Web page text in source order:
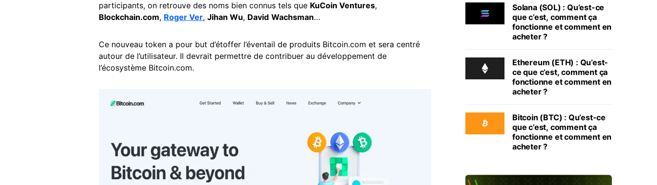
participants, on retrouve des noms bien connus tels que KuCoin Ventures,
Blockchain.com, Roger Ver, Jihan Wu, David Wachsman…
Ce nouveau token a pour but d’étoffer l’éventail de produits Bitcoin.com et sera centré
autour de l’utilisateur. Il devrait permettre de contribuer au développement de
l’écosystème Bitcoin.com.
Solana (SOL) : Qu’est-ce
que c’est, comment ça
fonctionne et comment en
acheter ?
Ethereum (ETH) : Qu’est-
ce que c’est, comment ça
fonctionne et comment en
acheter ?
Bitcoin (BTC) : Qu’est-ce
que c’est, comment ça
fonctionne et comment en
acheter ?